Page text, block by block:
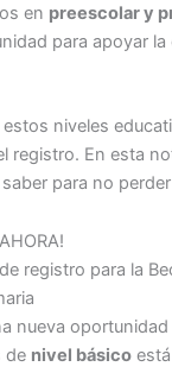
en preescolar y
para apoyar
estos niveles
registro. En esta
para no
registro para la
nueva
de nivel básico